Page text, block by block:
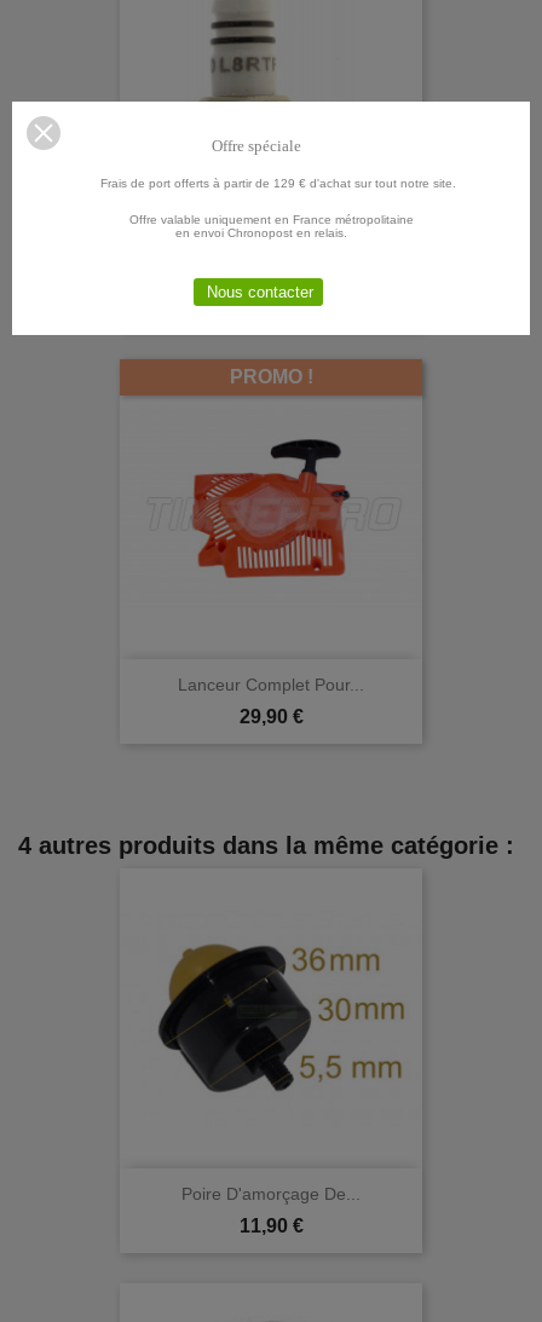
Prix
7,50 €
Lanceur Complet Pour...
Prix
29,90 €
PROMO !
4 autres produits dans la même catégorie :
Poire D'amorçage De...
Prix
11,90 €
Offre spéciale
Nous contacter
Offre valable uniquement en France métropolitaine
en envoi Chronopost en relais.
Frais de port offerts à partir de 129 € d'achat sur tout notre site.